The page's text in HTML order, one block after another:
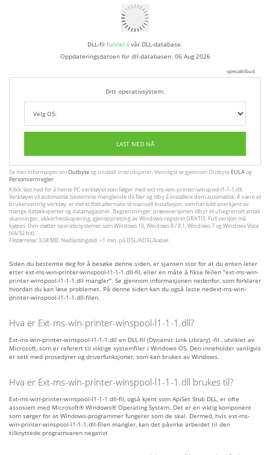
DLL-fil funnet i vår DLL-database.
Oppdateringsdatoen for dll-databasen: 06 Aug 2026
spesialtilbud
Ditt operativsystem:
LAST NED NÅ
Se mer informasjon omOutbyteog unistall :instruksjoner. Vennligst se gjennom Outbyte EULAog
Personvernregler
Klikk: last ned for å hente PC-verktøyet som følger med ext-ms-win-printer-winspool-l1-1-1.dll.
Verktøyet vil automatisk bestemme manglende dll-filer og tilby å installere dem automatisk. Å være et
brukervennlig verktøy, er det et flott alternativ til manuell installasjon, som har blitt anerkjent av
mange dataeksperter og datamagasiner. Begrensninger: prøveversjonen tilbyr et ubegrenset antall
skanninger, sikkerhetskopiering, gjenoppretting av Windows-registret GRATIS. Full versjon må
kjøpes. Den støtter operativsystemer som Windows 10, Windows 8 / 8.1, Windows 7 og Windows Vista
(64/32 bit).
Filstørrelse: 3,04 MB, Nedlastingstid: <1 min. på DSL/ADSL/kabel
Siden du bestemte deg for å besøke denne siden, er sjansen stor for at du enten leter
etter ext-ms-win-printer-winspool-l1-1-1.dll-fil, eller en måte å fikse feilen "ext-ms-win-
printer-winspool-l1-1-1.dll mangler". Se gjennom informasjonen nedenfor, som forklarer
hvordan du kan løse problemet. På denne siden kan du også laste nedext-ms-win-
printer-winspool-l1-1-1.dll-filen.
Hva er Ext-ms-win-printer-winspool-l1-1-1.dll?
Ext-ms-win-printer-winspool-l1-1-1.dll en DLL-fil (Dynamic Link Library) -fil , utviklet av
Microsoft, som er referert til viktige systemfiler i Windows OS. Den inneholder vanligvis
et sett med prosedyrer og driverfunksjoner, som kan brukes av Windows.
Hva er Ext-ms-win-printer-winspool-l1-1-1.dll brukes til?
Ext-ms-win-printer-winspool-l1-1-1.dll-fil, også kjent som ApiSet Stub DLL, er ofte
assosiert med Microsoft® Windows® Operating System. Det er en viktig komponent
som sørger for at Windows-programmer fungerer som de skal. Dermed, hvis ext-ms-
win-printer-winspool-l1-1-1.dll-filen mangler, kan det påvirke arbeidet til den
tilknyttede programvaren negativt